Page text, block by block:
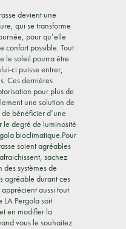
devient une
qui se transforme
pour qu’elle
confort possible. Tout
le soleil pourra être
ci puisse entrer,
Ces dernières
pour plus de
une solution de
bénéficier d’une
le degré de luminosité
bioclimatique.Pour
soient agréables
sachez
systèmes de
agréable durant ces
aussi tout
LA Pergola soit
en modifier la
vous le souhaitez.